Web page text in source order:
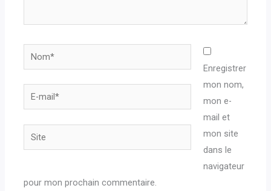
Nom*
E-
mail*
Site
Enregistrer
mon nom,
mon e-
mail et
mon site
dans le
navigateur
pour mon prochain commentaire.